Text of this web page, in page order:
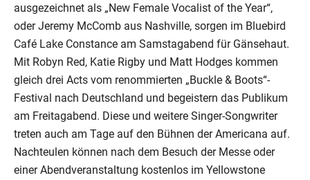
ausgezeichnet als „New Female Vocalist of the Year“,
oder Jeremy McComb aus Nashville, sorgen im Bluebird
Café Lake Constance am Samstagabend für Gänsehaut.
Mit Robyn Red, Katie Rigby und Matt Hodges kommen
gleich drei Acts vom renommierten „Buckle & Boots“-
Festival nach Deutschland und begeistern das Publikum
am Freitagabend. Diese und weitere Singer-Songwriter
treten auch am Tage auf den Bühnen der Americana auf.
Nachteulen können nach dem Besuch der Messe oder
einer Abendveranstaltung kostenlos im Yellowstone